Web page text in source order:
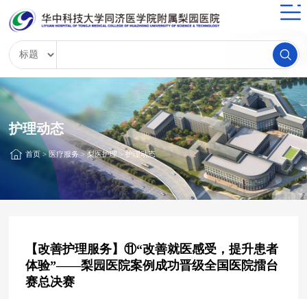
护理动态
首页>医疗服务>梨医护理 >护理动态
【改善护理服务】⑪“改善就医感受，提升患者
体验”——梨园医院案例成功晋级全国医院擂台
赛总决赛